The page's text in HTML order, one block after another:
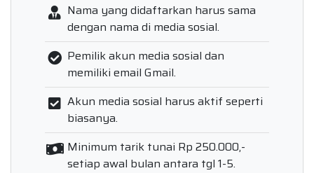
Nama yang didaftarkan harus sama
dengan nama di media sosial.
Pemilik akun media sosial dan
memiliki email Gmail.
Akun media sosial harus aktif seperti
biasanya.
Minimum tarik tunai Rp 250.000,-
setiap awal bulan antara tgl 1-5.